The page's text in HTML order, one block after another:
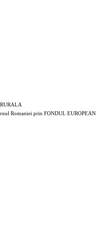
Romaniei prin FONDUL EUROPEAN